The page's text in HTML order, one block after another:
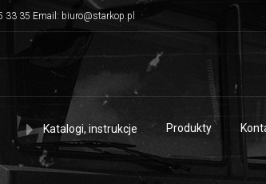
33 35 Email: biuro@starkop.pl
Katalogi, instrukcje Produkty